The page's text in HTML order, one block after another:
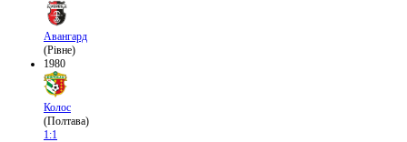
Авангард
(Рівне)
1980
Колос
(Полтава)
1:1